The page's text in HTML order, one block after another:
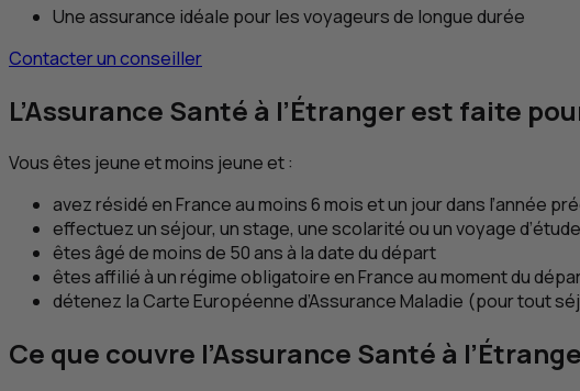
Une assurance idéale pour les voyageurs de longue durée
Contacter un conseiller
L’Assurance Santé à l’Étranger est faite
Vous êtes jeune et moins jeune et :
avez résidé en France au moins 6 mois et un jour dans l’année
effectuez un séjour, un stage, une scolarité ou un voyage
êtes âgé de moins de 50 ans à la date du départ
êtes affilié à un régime obligatoire en France au moment du
détenez la Carte Européenne d’Assurance Maladie (pour tout
Ce que couvre l’Assurance Santé à